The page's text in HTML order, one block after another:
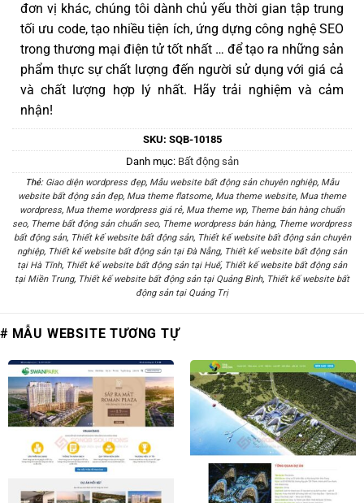
đơn vị khác, chúng tôi dành chủ yếu thời gian tập trung
tối ưu code, tạo nhiều tiện ích, ứng dựng công nghệ SEO
trong thương mại điện tử tốt nhất … để tạo ra những sản
phẩm thực sự chất lượng đến người sử dụng với giá cả
và chất lượng hợp lý nhất. Hãy trải nghiệm và cảm
nhận!
SKU: SQB-10185
Danh mục: Bất động sản
Thẻ: Giao diện wordpress đẹp, Mẫu website bất động sản chuyên nghiệp, Mẫu
website bất động sản đẹp, Mua theme flatsome, Mua theme website, Mua theme
wordpress, Mua theme wordpress giá rẻ, Mua theme wp, Theme bán hàng chuẩn
seo, Theme bất động sản chuẩn seo, Theme wordpress bán hàng, Theme wordpress
bất động sản, Thiết kế website bất động sản, Thiết kế website bất động sản chuyên
nghiệp, Thiết kế website bất động sản tại Đà Nẵng, Thiết kế website bất động sản
tại Hà Tĩnh, Thiết kế website bất động sản tại Huế, Thiết kế website bất động sản
tại Miền Trung, Thiết kế website bất động sản tại Quảng Bình, Thiết kế website bất
động sản tại Quảng Trị
# MẪU WEBSITE TƯƠNG TỰ